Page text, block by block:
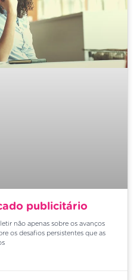
publicitário
não apenas sobre os avanços
os desafios persistentes que as